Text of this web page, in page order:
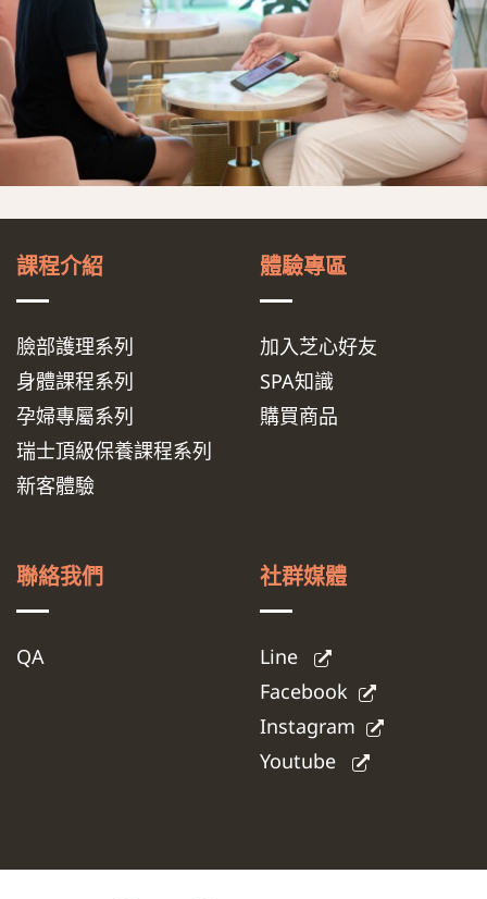
課程介紹
臉部護理系列
身體課程系列
孕婦專屬系列
瑞士頂級保養課程系列
新客體驗
體驗專區
加入芝心好友
SPA知識
購買商品
聯絡我們
QA
社群媒體
Line
Facebook
Instagram
Youtube